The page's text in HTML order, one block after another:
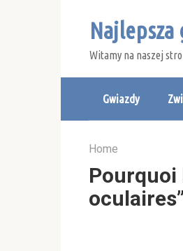
Witamy na naszej
Gwiazdy
Home
Pourquoi